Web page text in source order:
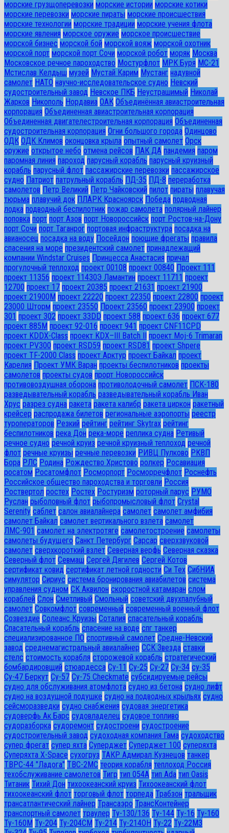
морские грузщоперевозки морские истории морские котики
морские перевозки морские пираты морские происшествия
морские технологии морские традиции морские учения флота
морские явления морское оружие морское происшествие
морской бизнес морской бой морской вояж морской охотник
морской порт морской порт Сочи морской робот моряк Москва
Московское речное пароходство Мостурфлот МРК Буря МС-21
Мстислав Келдыш музей Мустай Карим Мустанг надувной
самолет НАТО научно-исследовательское судно Невский
судостроительный завод Невское ПКБ Неустрашимый Николай
Жарков Никополь Нордавиа ОАК Объединённая авиастроительная
корпорация Объединенная авиастроительная корпорация
Объединенная двигателестроительная корпорация Объединенная
судостроительная корпорация Огни большого города Одинцово
ОДК ОДК Климов оконцовка крыла опытный самолет Орск
оружие открытое небо отмена рейсов ПАК ДА пандемия паром
паромная линия пароход парусный корабль парусный круизный
корабль парусный флот пассажирские перевозки пассажирское
судно Патриот патрульный корабль ПД-35 ПД-8 переработка
самолетов Петр Великий Петр Чайковский пилот пираты плавучая
тюрьма плавучий док ПЛАРК Красноярск Победа подводная
лодка подводный беспилотник пожар самолета полярный лайнер
поповка порт порт Азов порт Новороссийск порт Ростов-на-Дону
порт Сочи порт Таганрог портовая инфраструктура посадка на
авианосец посадка на воду Посейдон поющие фрегаты правила
спасения на море президентский самолет принадлежащий
компании Windstar Cruises Принцесса Анастасия причал
прогулочный теплоход проект 00108 проект 00840 Проект 111
проект 11356 проект 11430Э Ламантин проект 11711 проект
12700 проект 17 проект 20385 проект 21631 проект 21900
проект 21900М проект 22220 проект 22350 проект 22800 проект
23000 Шторм проект 23550 Проект 23560 проект 23900 проект
301 проект 302 проект 33DD проект 588 проект 636 проект 677
проект 885М проект 92-016 проект 941 проект CNF11CPD
проект KDDX-Class проект KDX–III Batch II
проект Moj-6 Trimaran
проект PV300 проект RSD59 проект RSD81 проект Shpere
проект TF-2000 Class проект Арктур проект Байкал проект
Карелия Проект УМК Варан проекты беспилотников проекты
самолетов проекты судов прорт Новороссийск
противовоздушная оборона противолодочный самолет ПСК-180
разведывательный корабль разведывательный корабль Иван
Хрус разрез судна ракета ракета калибр ракета циркон ракетный
крейсер распродажа билетов региональные аэропорты реестр
туроператоров Резкий рейтинг рейтинг Skytrax рейтинг
беспилотников река Дон река-море реплика судна Ретивый
речное судно речной круиз речной круизный теплоход речной
флот речные круизы речные перевозки РИВЦ Пулково РКВП
Бора РЛС Родина Рождество Христово ролкер Росавиация
росатом Росатомфлот Росморпорт Росморречфлот Роснефть
Российское общество пароходства и торговли Россия
Роствертол ростех Ростех Ростуризм роторный парус РУМО
Руслан рыболовный флот рыбопромысловый флот Сrystal
Serenity саблет салон авиалайнера самолет самолет амфибия
самолет Байкал самолет вертикального взлета самолет
ЛМС-901 самолет на электротяге самолетостроение самолеты
самолеты будущего Санкт Петербург Сарсар сверхзвуковой
самолет сверхкороткий взлет Северная верфь Северная сказка
Северный флот Севмаш Сергей Дягилев Сергей Котов
сертификат ковид сертификат летной годности Си Тех СибНИА
симулятор Сириус система бронирования авиабилетов система
управления судном СК Аквилон скоростной катамаран слом
кораблей Слон Сметливый Смольный советский двухпалубный
самолет Совкомфлот современный современный военный флот
Созвездие Солеанс Круизы Соталия спасательный корабль
Спасательный корабль спасение на воде спг танкер
специализированное ПО спортивный самолет Средне-Невский
завод среднемагистральный авиалайнер ССК Звезда ставки
стелс стоимость корабля сторожевой корабль стратегический
бомбардировщий стюардесса Су-11 Су-25 Су-27 Су-34 су-35
Су-47 Беркут Су-57 Су-75 Checkmate субсидируемые рейсы
судно для обслуживания атомфлота судно из бетона судно лифт
судно на воздушной подушке судно на подводных крыльях судно
сейсморазведки судно снабжения судовая энергетика
судоверфь Ак Барс судовладелец судовое топливо
судоразборка судоремонт судостроени судостроение
судостроительный завод судоходная компания Гама судоходство
супер фрегат супер яхта Суперджет Суперджет 100 суперяхта
Суперяхта X-Space сухогруз ТАКР Адмирал Кузнецов танкер
ТВРС-44 "Ладога" ТВС-2МС теория корабля теплоход Россия
техобслуживание самолетов Тигр тип 054А тип Ada тип Oasis
Титаник Тихий Дон тихоокеанский круиз Тихоокеанский флот
тихоокеанский флот торговый флот торпеда Трабзон тральщик
трансатлантический лайнер Трансаэро ТрансКонтейнер
транспортный самолет траулер Ту-130/136 Ту-144 Ту-16 Ту-160
Ту-160М Ту-204 Ту-204СМ Ту-214 Ту-214ОН Ту-22 Ту-22М3